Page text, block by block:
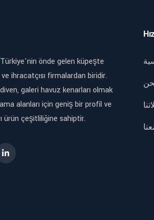
önde gelen küpeşte
ihracatçısı firmalardan biridir.
galeri havuz kenarları olmak
alanları için geniş bir profil ve
ürün çeşitliliğine sahiptir.